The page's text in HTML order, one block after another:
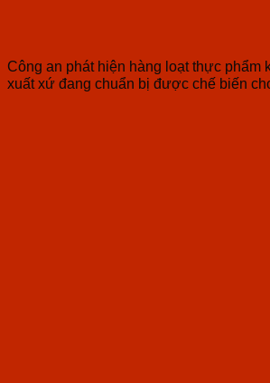
Công an phát hiện hàng loạt thực phẩm
xuất xứ đang chuẩn bị được chế biến